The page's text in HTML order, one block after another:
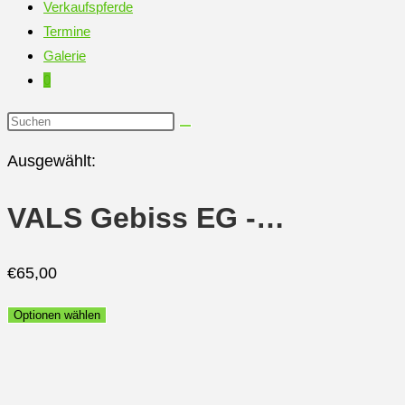
Verkaufspferde
Termine
Galerie
0
Diese
durchsuchen
Ausgewählt:
VALS Gebiss EG -…
€65,00
Optionen wählen